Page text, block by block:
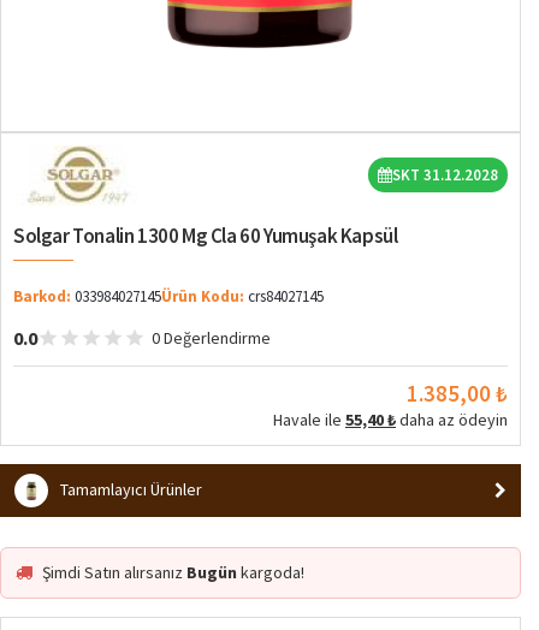
SKT 31.12.2028
Solgar Tonalin 1300 Mg Cla 60 Yumuşak Kapsül
Barkod: 033984027145Ürün Kodu: crs84027145
0.0 0 Değerlendirme
1.385,00 ₺
Havale ile 55,40 ₺daha az ödeyin
Tamamlayıcı Ürünler
Şimdi Satın alırsanız Bugün kargoda!